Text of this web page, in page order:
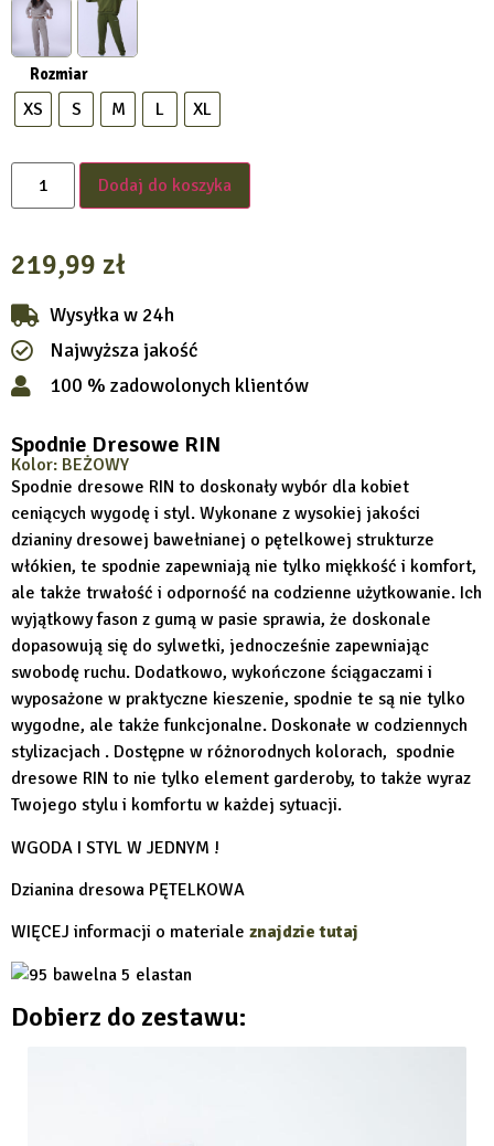
Rozmiar
XS S M L XL
Dodaj do koszyka
219,99 zł
Wysyłka w 24h
Najwyższa jakość
100 % zadowolonych klientów
Spodnie Dresowe RIN
Kolor: BEŻOWY
Spodnie dresowe RIN to doskonały wybór dla kobiet
ceniących wygodę i styl. Wykonane z wysokiej jakości
dzianiny dresowej bawełnianej o pętelkowej strukturze
włókien, te spodnie zapewniają nie tylko miękkość i komfort,
ale także trwałość i odporność na codzienne użytkowanie. Ich
wyjątkowy fason z gumą w pasie sprawia, że doskonale
dopasowują się do sylwetki, jednocześnie zapewniając
swobodę ruchu. Dodatkowo, wykończone ściągaczami i
wyposażone w praktyczne kieszenie, spodnie te są nie tylko
wygodne, ale także funkcjonalne. Doskonałe w codziennych
stylizacjach . Dostępne w różnorodnych kolorach, spodnie
dresowe RIN to nie tylko element garderoby, to także wyraz
Twojego stylu i komfortu w każdej sytuacji.
WGODA I STYL W JEDNYM !
Dzianina dresowa PĘTELKOWA
WIĘCEJ informacji o materiale znajdzie tutaj
Dobierz do zestawu: